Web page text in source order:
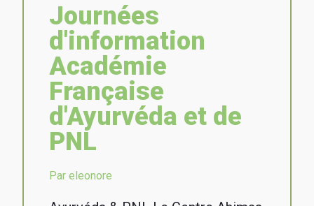
Journées
d'information
Académie
Française
d'Ayurvéda et de
PNL
Par eleonore